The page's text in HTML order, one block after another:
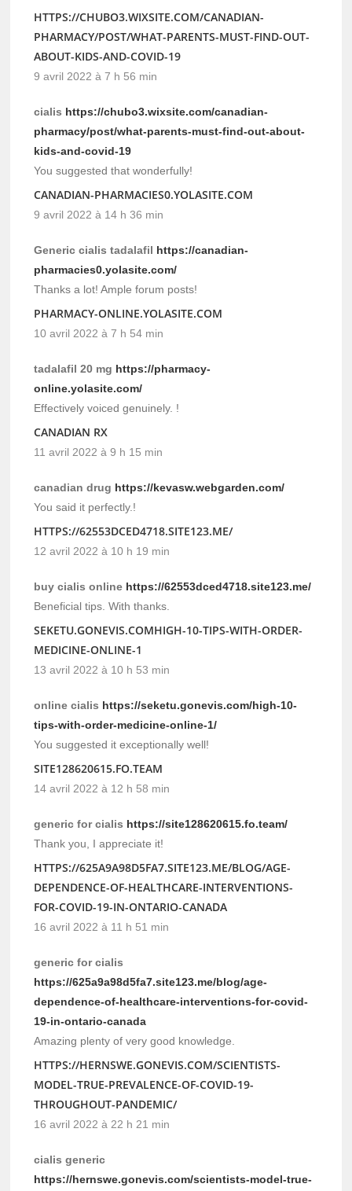
HTTPS://CHUBO3.WIXSITE.COM/CANADIAN-
PHARMACY/POST/WHAT-PARENTS-MUST-FIND-OUT-
ABOUT-KIDS-AND-COVID-19
9 avril 2022 à 7 h 56 min
cialis https://chubo3.wixsite.com/canadian-
pharmacy/post/what-parents-must-find-out-about-
kids-and-covid-19
You suggested that wonderfully!
CANADIAN-PHARMACIES0.YOLASITE.COM
9 avril 2022 à 14 h 36 min
Generic cialis tadalafil https://canadian-
pharmacies0.yolasite.com/
Thanks a lot! Ample forum posts!
PHARMACY-ONLINE.YOLASITE.COM
10 avril 2022 à 7 h 54 min
tadalafil 20 mg https://pharmacy-
online.yolasite.com/
Effectively voiced genuinely. !
CANADIAN RX
11 avril 2022 à 9 h 15 min
canadian drug https://kevasw.webgarden.com/
You said it perfectly.!
HTTPS://62553DCED4718.SITE123.ME/
12 avril 2022 à 10 h 19 min
buy cialis online https://62553dced4718.site123.me/
Beneficial tips. With thanks.
SEKETU.GONEVIS.COMHIGH-10-TIPS-WITH-ORDER-
MEDICINE-ONLINE-1
13 avril 2022 à 10 h 53 min
online cialis https://seketu.gonevis.com/high-10-
tips-with-order-medicine-online-1/
You suggested it exceptionally well!
SITE128620615.FO.TEAM
14 avril 2022 à 12 h 58 min
generic for cialis https://site128620615.fo.team/
Thank you, I appreciate it!
HTTPS://625A9A98D5FA7.SITE123.ME/BLOG/AGE-
DEPENDENCE-OF-HEALTHCARE-INTERVENTIONS-
FOR-COVID-19-IN-ONTARIO-CANADA
16 avril 2022 à 11 h 51 min
generic for cialis
https://625a9a98d5fa7.site123.me/blog/age-
dependence-of-healthcare-interventions-for-covid-
19-in-ontario-canada
Amazing plenty of very good knowledge.
HTTPS://HERNSWE.GONEVIS.COM/SCIENTISTS-
MODEL-TRUE-PREVALENCE-OF-COVID-19-
THROUGHOUT-PANDEMIC/
16 avril 2022 à 22 h 21 min
cialis generic
https://hernswe.gonevis.com/scientists-model-true-